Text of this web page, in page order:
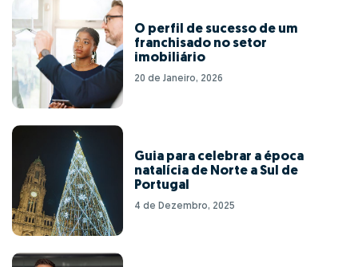
O perfil de sucesso de um
franchisado no setor
imobiliário
20 de Janeiro, 2026
Guia para celebrar a época
natalícia de Norte a Sul de
Portugal
4 de Dezembro, 2025